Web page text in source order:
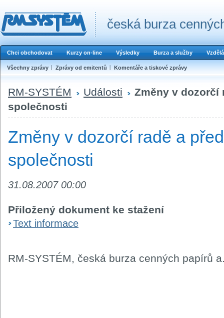
česká burza
Chci obchodovat Kurzy on-line Výsledky Burza a služby
Všechny zprávy Zprávy od emitentů Komentáře a tiskové zprávy
RM-SYSTÉM Události
Změny v dozorčí
společnosti
Změny v dozorčí radě a
společnosti
31.08.2007 00:00
Přiložený dokument ke stažení
Text informace
RM-SYSTÉM, česká burza cenných papírů